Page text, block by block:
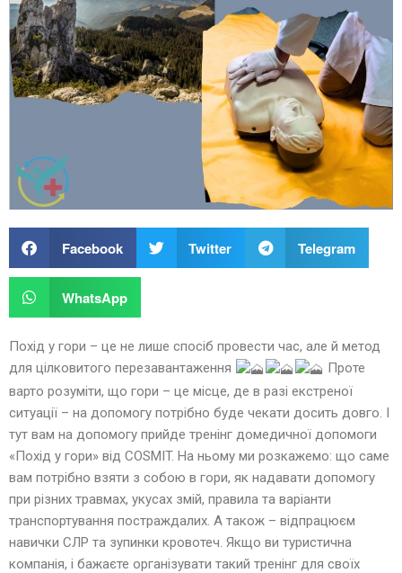
Facebook Twitter Telegram
WhatsApp
Похід у гори – це не лише спосіб провести час, але й метод
для цілковитого перезавантаження
Проте
варто розуміти, що гори – це місце, де в разі екстреної
ситуації – на допомогу потрібно буде чекати досить довго. І
тут вам на допомогу прийде тренінг домедичної допомоги
«Похід у гори» від COSMIT. На ньому ми розкажемо: що саме
вам потрібно взяти з собою в гори, як надавати допомогу
при різних травмах, укусах змій, правила та варіанти
транспортування постраждалих. А також – відпрацюєм
навички СЛР та зупинки кровотеч. Якщо ви туристична
компанія, і бажаєте організувати такий тренінг для своїх